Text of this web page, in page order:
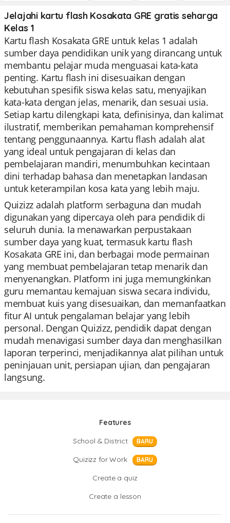
Jelajahi kartu flash Kosakata GRE gratis seharga
Kelas 1
Kartu flash Kosakata GRE untuk kelas 1 adalah
sumber daya pendidikan unik yang dirancang untuk
membantu pelajar muda menguasai kata-kata
penting. Kartu flash ini disesuaikan dengan
kebutuhan spesifik siswa kelas satu, menyajikan
kata-kata dengan jelas, menarik, dan sesuai usia.
Setiap kartu dilengkapi kata, definisinya, dan kalimat
ilustratif, memberikan pemahaman komprehensif
tentang penggunaannya. Kartu flash adalah alat
yang ideal untuk pengajaran di kelas dan
pembelajaran mandiri, menumbuhkan kecintaan
dini terhadap bahasa dan menetapkan landasan
untuk keterampilan kosa kata yang lebih maju.
Quizizz adalah platform serbaguna dan mudah
digunakan yang dipercaya oleh para pendidik di
seluruh dunia. Ia menawarkan perpustakaan
sumber daya yang kuat, termasuk kartu flash
Kosakata GRE ini, dan berbagai mode permainan
yang membuat pembelajaran tetap menarik dan
menyenangkan. Platform ini juga memungkinkan
guru memantau kemajuan siswa secara individu,
membuat kuis yang disesuaikan, dan memanfaatkan
fitur AI untuk pengalaman belajar yang lebih
personal. Dengan Quizizz, pendidik dapat dengan
mudah menavigasi sumber daya dan menghasilkan
laporan terperinci, menjadikannya alat pilihan untuk
peninjauan unit, persiapan ujian, dan pengajaran
langsung.
Features
School & District
BARU
Quizizz for Work BARU
Create a quiz
Create a lesson